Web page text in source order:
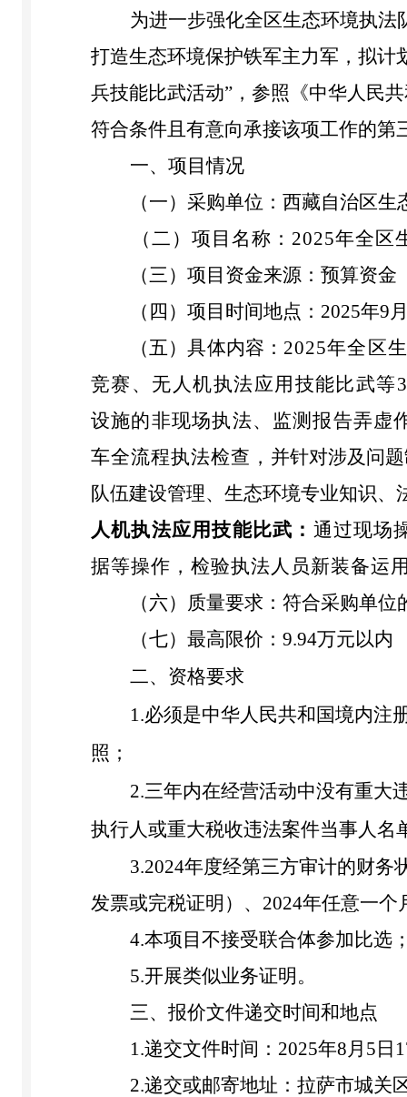
为进一步强化全区生态环境执
打造生态环境保护铁军主力军，拟计
兵技能比武活动” ， 参照《中华人民
符合条件且有意向承接该项工作的第
一、项目情况
（一）采购单位：西藏自治区生
（二）项目名称： 2025年全区
（三）项目资金来源：预算资金
（四）项目 时间地点： 2025年9
（五）具体内容： 2025年全区
竞赛、无人机执法应用技能比武等3
设施的非现场执法、监测报告弄虚
车全流程执法检查 ， 并针对涉及问
队伍建设管理、生态环境专业知识
人机执法应用技能比武： 通过现场
据等操作，检验执法人员新装备运
（六）质量要求：符合采购单位
（七）最高限价： 9.94万元以内
二、资格要求
1.必须是中华人民共和国境内注
照 ；
2.三年内在经营活动中没有重大
执行人或重大税收违法案件当事人
3.2024年度经第三方审计的财务
发票或完税证明）、 2024年任意一个
4.本项目不接受联合体参加比选
5.开展类似业务证明。
三、报价文件递交时间和地点
1.递交文件时间： 2025年8月 5 日
2.递交或邮寄地址：拉萨市城关